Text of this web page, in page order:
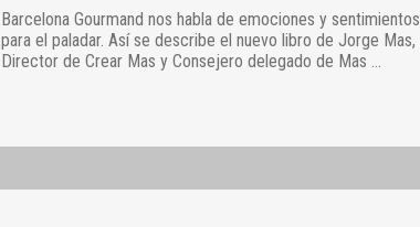
Barcelona Gourmand nos habla de emociones y sentimientos
para el paladar. Así se describe el nuevo libro de Jorge Mas,
Director de Crear Mas y Consejero delegado de Mas …